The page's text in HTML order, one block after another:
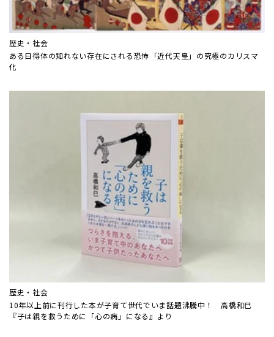
歴史・社会
ある日得体の知れない存在にされる恐怖――「近代天皇」の究極のカリスマ
化
歴史・社会
10年以上前に刊行した本が子育て世代でいま話題沸騰中！ 高橋和巳
『子は親を救うために「心の病」になる』より